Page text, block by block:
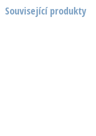
Související produkty